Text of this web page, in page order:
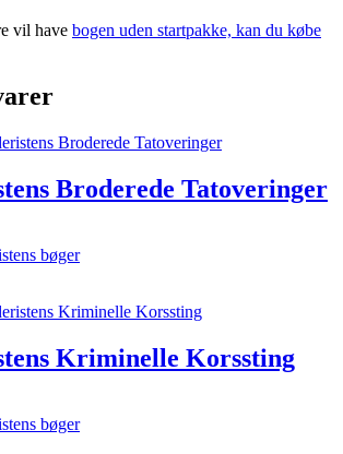
vil have bogen uden startpakke, kan du købe
Broderede Tatoveringer
bøger
Kriminelle Korssting
bøger